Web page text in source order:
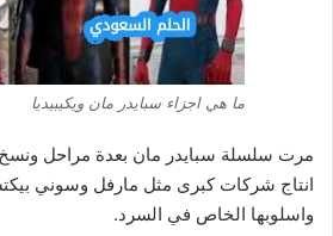
ما هي اجزاء سبايدر مان ويكيبيديا
مرت سلسلة سبايدر مان بعدة مراحل
انتاج شركات كبرى مثل مارفل وسوني
واسلوبها الخاص في السرد.